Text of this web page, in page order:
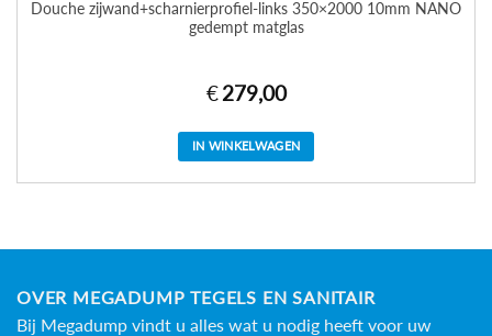
Douche zijwand+scharnierprofiel-links 350×2000 10mm NANO
gedempt matglas
€ 279,00
IN WINKELWAGEN
OVER MEGADUMP TEGELS EN SANITAIR
Bij Megadump vindt u alles wat u nodig heeft voor uw